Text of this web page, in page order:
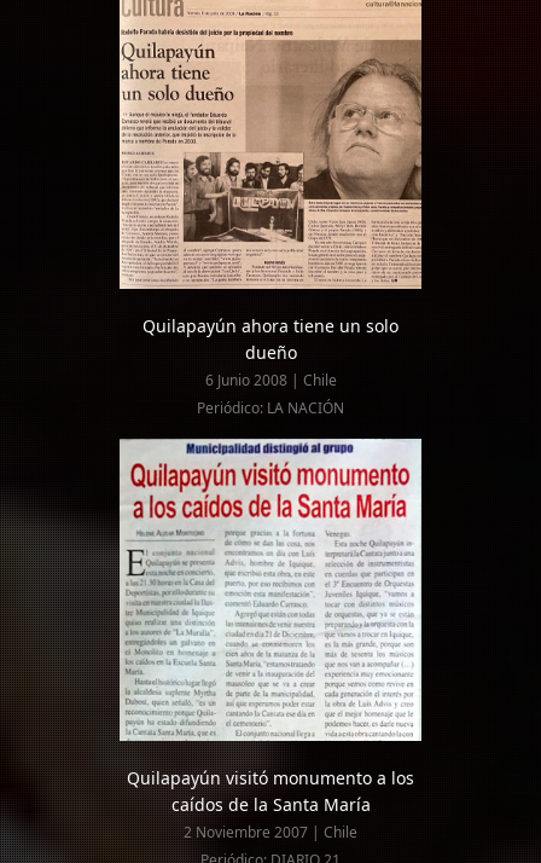
Quilapayún ahora tiene un solo
dueño
6 Junio 2008 | Chile
Periódico: LA NACIÓN
Quilapayún visitó monumento a los
caídos de la Santa María
2 Noviembre 2007 | Chile